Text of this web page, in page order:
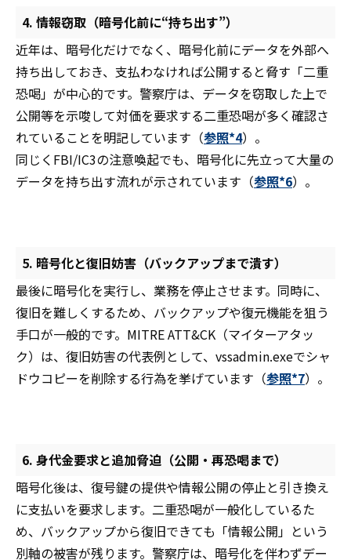
4. 情報窃取（暗号化前に“持ち出す”）
近年は、暗号化だけでなく、暗号化前にデータを外部へ
持ち出しておき、支払わなければ公開すると脅す「二重
恐喝」が中心的です。警察庁は、データを窃取した上で
公開等を示唆して対価を要求する二重恐喝が多く確認さ
れていることを明記しています（参照*4）。
同じくFBI/IC3の注意喚起でも、暗号化に先立って大量の
データを持ち出す流れが示されています（参照*6）。
5. 暗号化と復旧妨害（バックアップまで潰す）
最後に暗号化を実行し、業務を停止させます。同時に、
復旧を難しくするため、バックアップや復元機能を狙う
手口が一般的です。MITRE ATT&CK（マイターアタッ
ク）は、復旧妨害の代表例として、vssadmin.exeでシャ
ドウコピーを削除する行為を挙げています（参照*7）。
6. 身代金要求と追加脅迫（公開・再恐喝まで）
暗号化後は、復号鍵の提供や情報公開の停止と引き換え
に支払いを要求します。二重恐喝が一般化しているた
め、バックアップから復旧できても「情報公開」という
別軸の被害が残ります。警察庁は、暗号化を伴わずデー